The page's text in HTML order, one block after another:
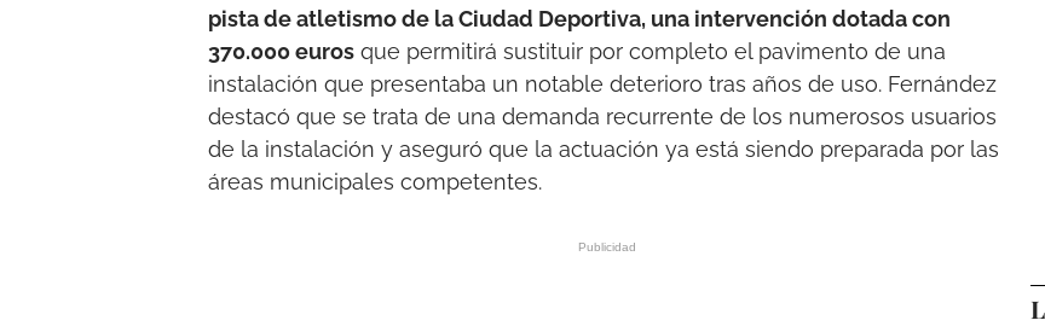
pista de atletismo de la Ciudad Deportiva, una intervención dotada con
370.000 euros que permitirá sustituir por completo el pavimento de una
instalación que presentaba un notable deterioro tras años de uso. Fernández
destacó que se trata de una demanda recurrente de los numerosos usuarios
de la instalación y aseguró que la actuación ya está siendo preparada por las
áreas municipales competentes.